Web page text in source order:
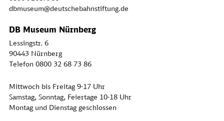
dbmuseum@deutschebahnstiftung.de
DB Museum Nürnberg
Lessingstr. 6
90443 Nürnberg
Telefon 0800 32 68 73 86
Mittwoch bis Freitag 9-17 Uhr
Samstag, Sonntag, Feiertage 10-18 Uhr
Montag und Dienstag geschlossen